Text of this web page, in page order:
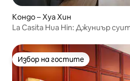
Кондо – Хуа Хин
La Casita Hua Hin: Джуниър
Избор на гостите
Избор на гостите